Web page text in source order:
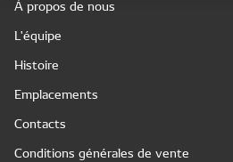
À propos de nous
L'équipe
Histoire
Emplacements
Contacts
Conditions générales de vente